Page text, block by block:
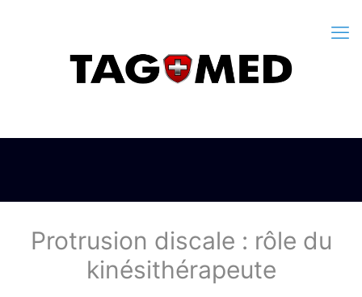
Protrusion discale : rôle du
kinésithérapeute